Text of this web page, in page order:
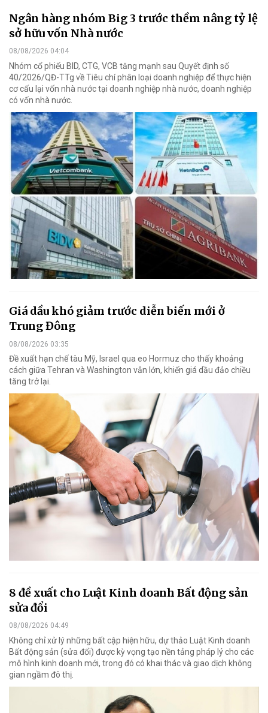
Ngân hàng nhóm Big 3 trước thềm nâng tỷ lệ
sở hữu vốn Nhà nước
08/08/2026 04:04
Nhóm cổ phiếu BID, CTG, VCB tăng mạnh sau Quyết định số
40/2026/QĐ-TTg về Tiêu chí phân loại doanh nghiệp để thực hiện
cơ cấu lại vốn nhà nước tại doanh nghiệp nhà nước, doanh nghiệp
có vốn nhà nước.
Giá dầu khó giảm trước diễn biến mới ở
Trung Đông
08/08/2026 03:35
Đề xuất hạn chế tàu Mỹ, Israel qua eo Hormuz cho thấy khoảng
cách giữa Tehran và Washington vẫn lớn, khiến giá dầu đảo chiều
tăng trở lại.
8 đề xuất cho Luật Kinh doanh Bất động sản
sửa đổi
08/08/2026 04:49
Không chỉ xử lý những bất cập hiện hữu, dự thảo Luật Kinh doanh
Bất động sản (sửa đổi) được kỳ vọng tạo nền tảng pháp lý cho các
mô hình kinh doanh mới, trong đó có khai thác và giao dịch không
gian ngầm đô thị.